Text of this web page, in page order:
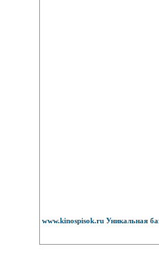
www.kinospisok.ru Уникальная